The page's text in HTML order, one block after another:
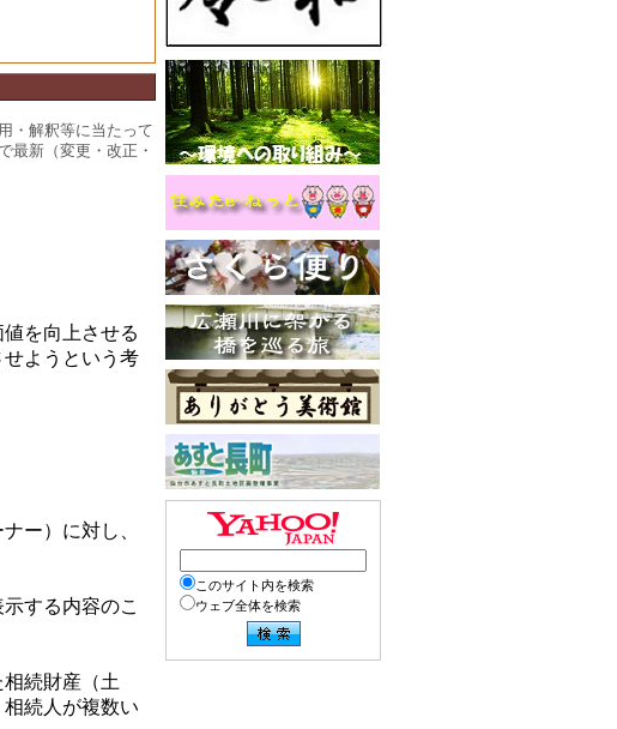
・解釈等に当たって
最新（変更・改正・
を向上させる
ようという考
ー）に対し、
する内容のこ
続財産（土
続人が複数い
このサイト内を検索
ウェブ全体を検索